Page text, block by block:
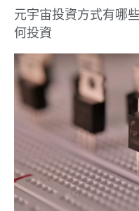
元宇宙投資方式有哪
何投資